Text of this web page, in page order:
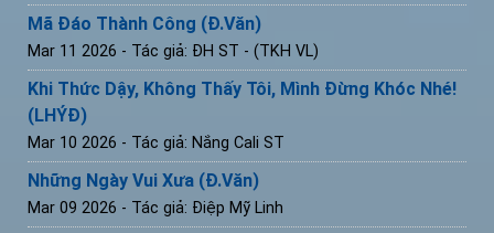
Mã Đáo Thành Công (Đ.Văn)
Mar 11 2026 - Tác giả: ĐH ST - (TKH VL)
Khi Thức Dậy, Không Thấy Tôi, Mình Đừng Khóc Nhé!
(LHÝĐ)
Mar 10 2026 - Tác giả: Nắng Cali ST
Những Ngày Vui Xưa (Đ.Văn)
Mar 09 2026 - Tác giả: Điệp Mỹ Linh